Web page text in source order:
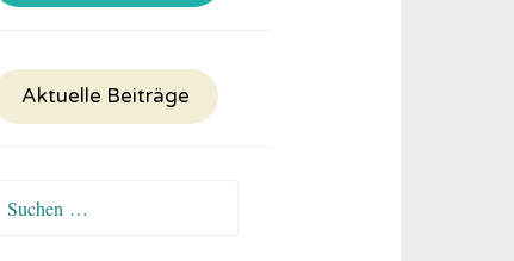
Aktuelle Beiträge
Suchen